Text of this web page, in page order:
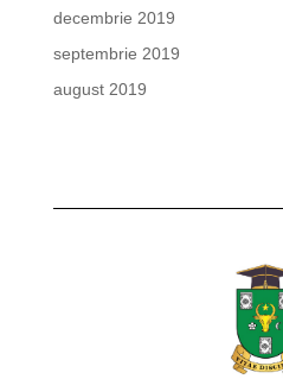
decembrie 2019
septembrie 2019
august 2019